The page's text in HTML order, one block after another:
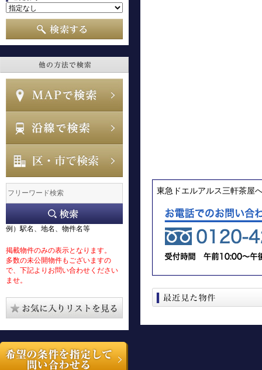
例）駅名、地名、物件名等
掲載物件のみの表示となります。
多数の未公開物件もございますの
で、下記よりお問い合わせください
ませ。
東急ドエルアルス三軒茶屋